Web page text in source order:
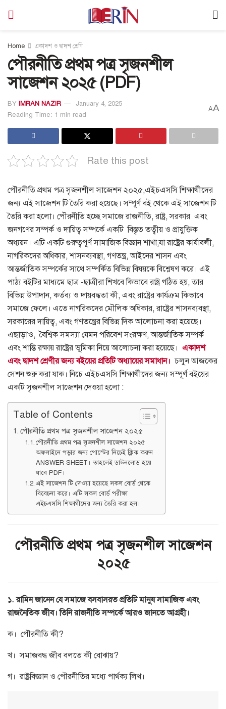
Home একাদশ ও দ্বাদশ শ্রেণি
পৌরনীতি প্রথম পত্র সৃজনশীল
সাজেশন ২০২৫ (PDF)
BY IMRAN NAZIR
January 4, 2025
Reading Time: 1 min read
AA
Rate this post
পৌরনীতি প্রথম পত্র সৃজনশীল সাজেশন ২০২৫,এইচএসসি শিক্ষার্থীদের
জন্য এই সাজেশন টি তৈরি করা হয়েছে। সম্পূর্ণ বই থেকে এই সাজেশন টি
তৈরি করা হলো। পৌরনীতি হচ্ছে সমাজে রাজনীতি, রাষ্ট্র, সরকার এবং
জনগণের সম্পর্ক ও দায়িত্ব সম্পর্কে একটি বিস্তৃত তত্বীয় ও প্রাযুক্তিক
অধ্যয়ন। এটি একটি গুরুত্বপূর্ণ সামাজিক বিজ্ঞান শাখা,যা রাষ্ট্রের কার্যাবলী,
নাগরিকদের অধিকার, শাসনব্যবস্থা, গণতন্ত্র, আইনের শাসন এবং
আন্তর্জাতিক সম্পর্কের সাথে সম্পর্কিত বিভিন্ন বিষয়কে বিশ্লেষণ করে। এই
পাঠ্য বইটির মাধ্যমে ছাত্র -ছাত্রীরা শিখবে কিভাবে রাষ্ট্র গঠিত হয়, তার
বিভিন্ন উপাদান, কর্তব্য ও দায়বদ্ধতা কী, এবং রাষ্ট্রের কার্যক্রম কিভাবে
সমাজে ফেলে। এতে নাগরিকদের মৌলিক অধিকার, রাষ্ট্রের শাসনব্যবস্থা,
সরকারের দায়িত্ব, এবং গণতন্ত্রের বিভিন্ন দিক আলোচনা করা হয়েছে।
এছাড়াও, বৈশ্বিক সমস্যা যেমন পরিবেশ সংরক্ষণ, আন্তর্জাতিক সম্পর্ক
এবং শান্তি রক্ষায় রাষ্ট্রের ভূমিকা নিয়ে আলোচনা করা হয়েছে। একাদশ
এবং দ্বাদশ শ্রেণীর জন্য বইয়ের প্রতিটি অধ্যায়ের সমাধান। চলুন আজকের
সেশন শুরু করা যাক। নিচে এইচএসসি শিক্ষার্থীদের জন্য সম্পূর্ণ বইয়ের
একটি সৃজনশীল সাজেশন দেওয়া হলো :
Table of Contents
পৌরনীতি প্রথম পত্র সৃজনশীল সাজেশন ২০২৫
পৌরনীতি প্রথম পত্র সৃজনশীল সাজেশন ২০২৫
অফলাইনে পড়ার জন্য পোস্টের নিচেই ক্লিক করুন
ANSWER SHEET। তাহলেই ডাউনলোড হয়ে
যাবে PDF।
এই সাজেশন টি দেওয়া হয়েছে সকল বোর্ড থেকে
বিবেচনা করে। এটি সকল বোর্ড পরীক্ষা
এইচএসসি শিক্ষার্থীদের জন্য তৈরি করা হল।
পৌরনীতি প্রথম পত্র সৃজনশীল সাজেশন
২০২৫
১. রামিন জানেন যে সমাজে বসবাসরত প্রতিটি মানুষ সামাজিক এবং
রাজনৈতিক জীব। তিনি রাজনীতি সম্পর্কে আরও জানতে আগ্রহী।
ক। পৌরনীতি কী?
খ। সমাজবদ্ধ জীব বলতে কী বোঝায়?
গ। রাষ্ট্রবিজ্ঞান ও পৌরনীতির মধ্যে পার্থক্য লিখ।